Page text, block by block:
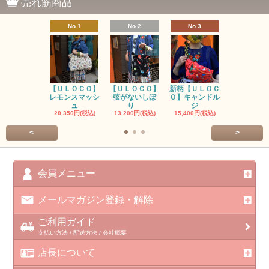
売れ筋商品
No.1
【ＵＬＯＣＯ】
レモンスマッシ
ュ
20,350円(税込)
No.2
【ＵＬＯＣＯ】
弦がないしぼ
り
13,200円(税込)
No.3
新柄【ＵＬＯＣ
Ｏ】キャンドル
ジ
15,400円(税込)
< >
会員メニュー
メールマガジン登録・解除
ご利用ガイド
支払い方法 / 配送方法 / 会社概要
店長について